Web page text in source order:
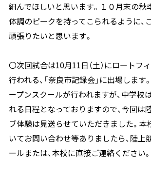
組んでほしいと思います。１０月末の秋
体調のピークを持ってこられるように、
頑張りたいと思います。
〇次回試合は10月11日（土）にロートフ
行われる、「奈良市記録会」に出場します
ープンスクールが行われますが、中学校
れる日程となっておりますので、今回は
ブ体験は見送らせていただきました。
いてお問い合わせ等ありましたら、陸上
ールまたは、本校に直接ご連絡ください。